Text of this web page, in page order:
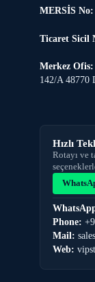
MERSİS No:
Ticaret Sicil
Merkez Ofis:
142/A 48770
Hızlı
Rotayı ve
Phone:
Mail:
Web: